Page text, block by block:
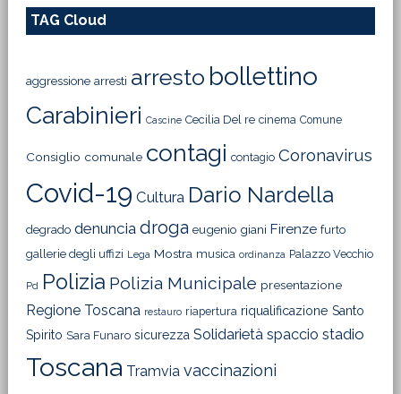
TAG Cloud
aggressione arresti arresto bollettino
Carabinieri Cascine Cecilia Del re cinema Comune
Consiglio comunale contagi contagio Coronavirus
Covid-19 Cultura Dario Nardella
degrado denuncia droga eugenio giani Firenze furto
gallerie degli uffizi Lega Mostra musica ordinanza Palazzo Vecchio
Pd Polizia Polizia Municipale presentazione
Regione Toscana restauro riapertura riqualificazione Santo
Spirito Sara Funaro sicurezza Solidarietà spaccio stadio
Toscana Tramvia vaccinazioni